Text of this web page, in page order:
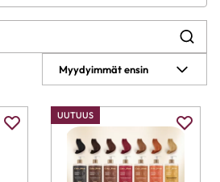
Myydyimmät ensin
UUTUUS